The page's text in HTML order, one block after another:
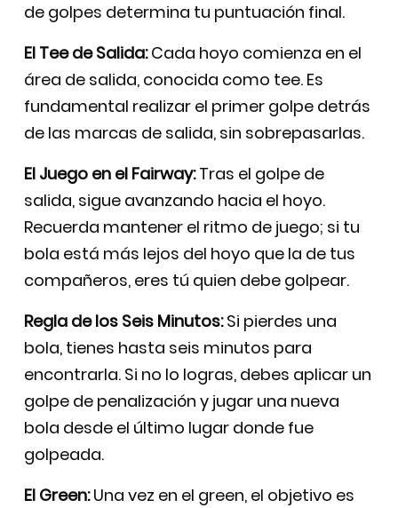
de golpes determina tu puntuación final.
El Tee de Salida:Cada hoyo comienza en el
área de salida, conocida como tee. Es
fundamental realizar el primer golpe detrás
de las marcas de salida, sin sobrepasarlas.
El Juego en el Fairway:Tras el golpe de
salida, sigue avanzando hacia el hoyo.
Recuerda mantener el ritmo de juego; si tu
bola está más lejos del hoyo que la de tus
compañeros, eres tú quien debe golpear.
Regla de los Seis Minutos:Si pierdes una
bola, tienes hasta seis minutos para
encontrarla. Si no lo logras, debes aplicar un
golpe de penalización y jugar una nueva
bola desde el último lugar donde fue
golpeada.
El Green:Una vez en el green, el objetivo es